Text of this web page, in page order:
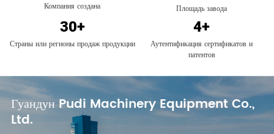
Компания создана Площадь завода
30+
Страны или регионы продаж продукции
4+
Аутентификация сертификатов и
патентов
Гуандун Pudi Machinery Equipment Co.,
Ltd.